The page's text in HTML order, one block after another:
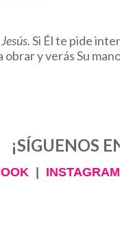
Si Él te pide
y verás Su
¡SÍGUENOS
| INSTAGRAM